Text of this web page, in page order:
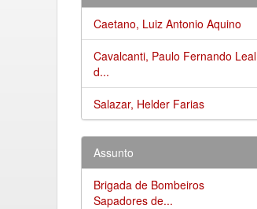
Caetano, Luiz Antonio Aquino
Cavalcanti, Paulo Fernando Leal
d...
Salazar, Helder Farias
Assunto
Brigada de Bombeiros
Sapadores de...